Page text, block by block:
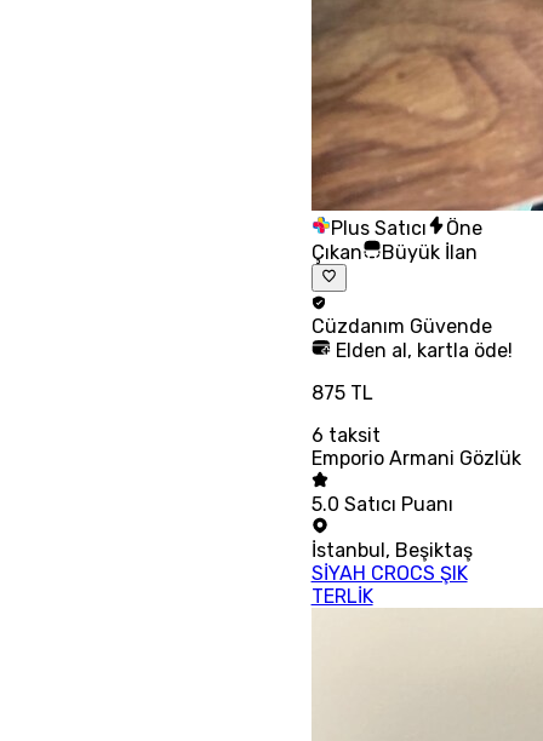
Plus Satıcı
Öne
Çıkan
Büyük İlan
Cüzdanım Güvende
Elden al, kartla öde!
875 TL
6 taksit
Emporio Armani Gözlük
5.0 Satıcı Puanı
İstanbul, Beşiktaş
SİYAH CROCS ŞIK
TERLİK